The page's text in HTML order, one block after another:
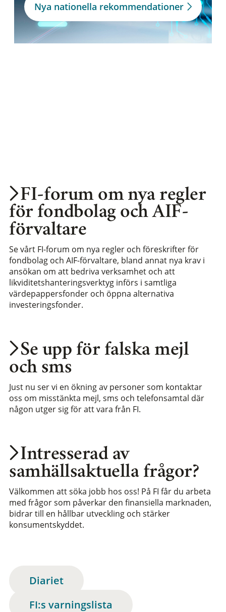
Nya nationella rekommendationer
Intresserad av
samhällsaktuella frågor?
Välkommen att söka jobb hos oss! På FI får du arbeta
med frågor som påverkar den finansiella marknaden,
bidrar till en hållbar utveckling och stärker
konsumentskyddet.
Se upp för falska mejl
och sms
Just nu ser vi en ökning av personer som kontaktar
oss om misstänkta mejl, sms och telefonsamtal där
någon utger sig för att vara från FI.
FI-forum om nya regler
för fondbolag och AIF-
förvaltare
Se vårt FI-forum om nya regler och föreskrifter för
fondbolag och AIF-förvaltare, bland annat nya krav i
ansökan om att bedriva verksamhet och att
likviditetshanteringsverktyg införs i samtliga
värdepappersfonder och öppna alternativa
investeringsfonder.
Diariet
FI:s varningslista